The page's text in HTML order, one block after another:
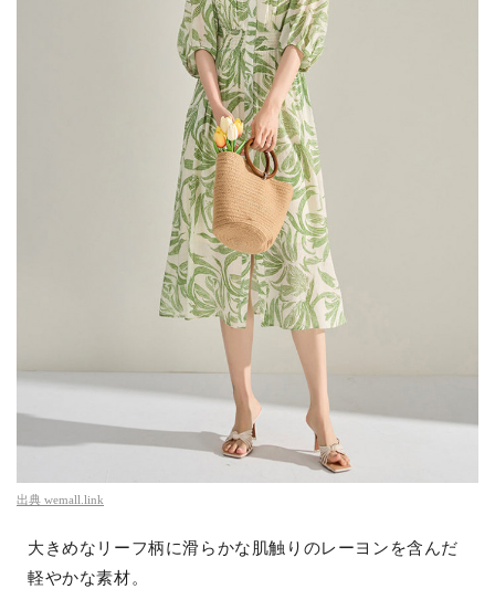
出典 wemall.link
大きめなリーフ柄に滑らかな肌触りのレーヨンを含んだ
軽やかな素材。